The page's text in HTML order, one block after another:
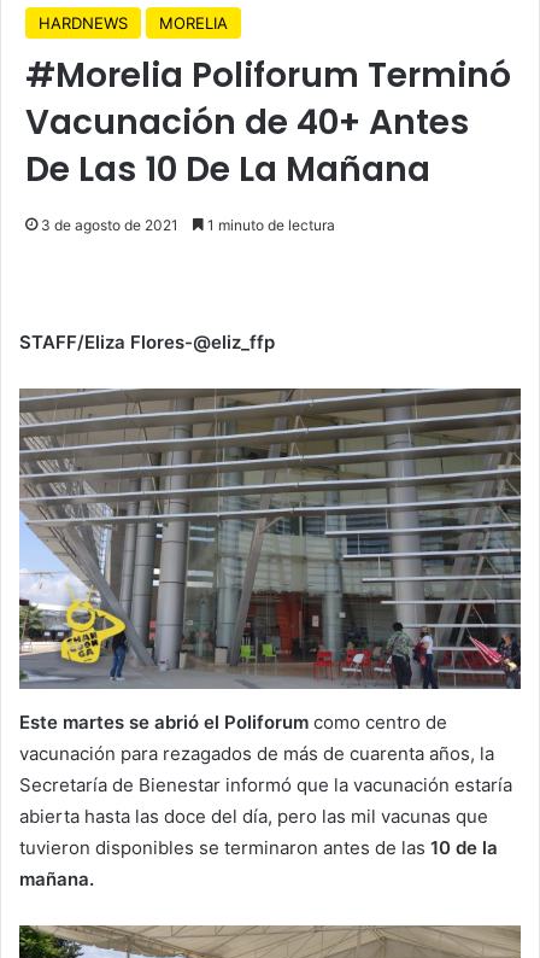
HARDNEWS MORELIA
#Morelia Poliforum Terminó
Vacunación de 40+ Antes
De Las 10 De La Mañana
3 de agosto de 2021 1 minuto de lectura
STAFF/Eliza Flores-@eliz_ffp
Este martes se abrió el Poliforum como centro de
vacunación para rezagados de más de cuarenta años, la
Secretaría de Bienestar informó que la vacunación estaría
abierta hasta las doce del día, pero las mil vacunas que
tuvieron disponibles se terminaron antes de las 10 de la
mañana.